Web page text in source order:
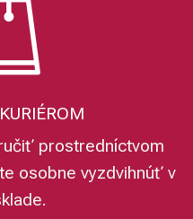
prostredníctvom
osobne vyzdvihnúť v